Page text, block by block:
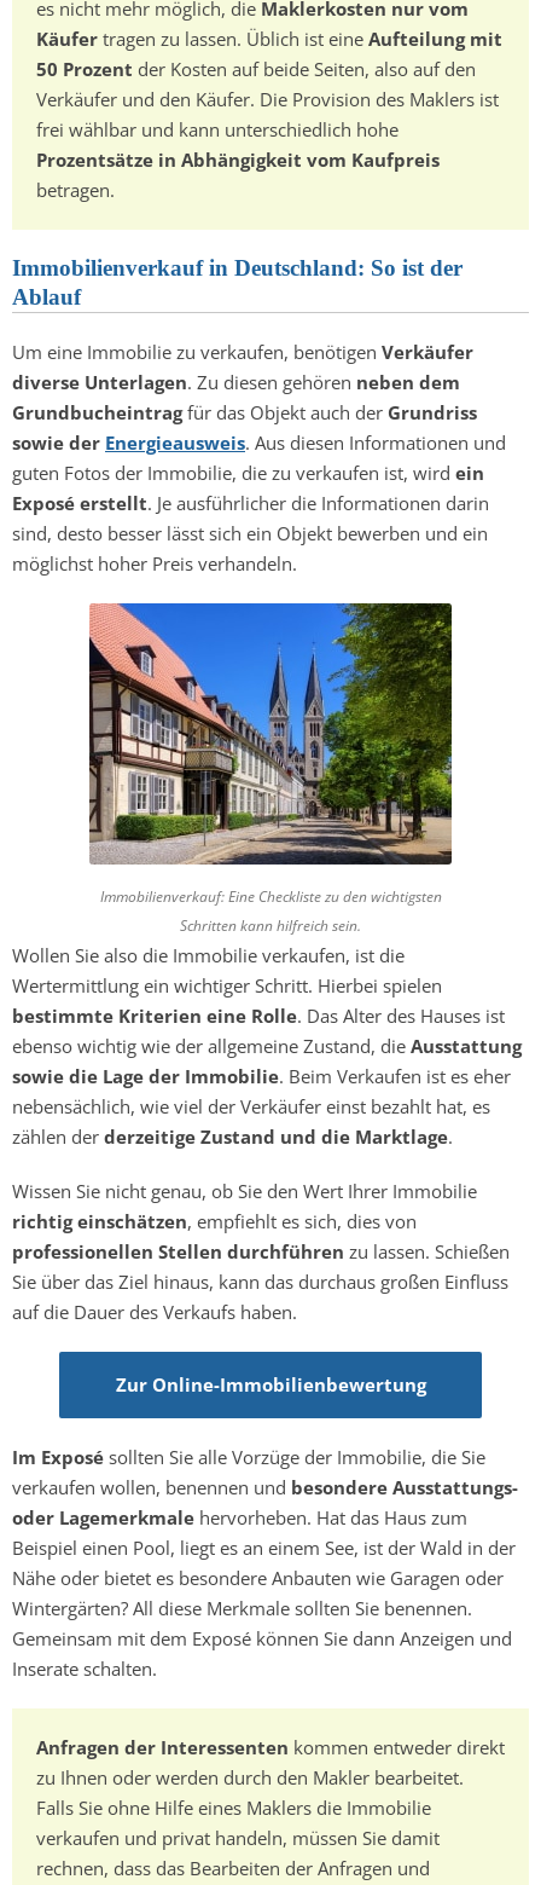
es nicht mehr möglich, die Maklerkosten nur vom
Käufer tragen zu lassen. Üblich ist eine Aufteilung mit
50 Prozent der Kosten auf beide Seiten, also auf den
Verkäufer und den Käufer. Die Provision des Maklers ist
frei wählbar und kann unterschiedlich hohe
Prozentsätze in Abhängigkeit vom Kaufpreis
betragen.
Immobilienverkauf in Deutschland: So ist der
Ablauf
Um eine Immobilie zu verkaufen, benötigen Verkäufer
diverse Unterlagen. Zu diesen gehören neben dem
Grundbucheintragfür das Objekt auch der Grundriss
sowie der Energieausweis. Aus diesen Informationen und
guten Fotos der Immobilie, die zu verkaufen ist, wird ein
Exposé erstellt. Je ausführlicher die Informationen darin
sind, desto besser lässt sich ein Objekt bewerben und ein
möglichst hoher Preis verhandeln.
Immobilienverkauf: Eine Checkliste zu den wichtigsten
Schritten kann hilfreich sein.
Wollen Sie also die Immobilie verkaufen, ist die
Wertermittlung ein wichtiger Schritt. Hierbei spielen
bestimmte Kriterien eine Rolle. Das Alter des Hauses ist
ebenso wichtig wie der allgemeine Zustand, die Ausstattung
sowie die Lage der Immobilie. Beim Verkaufen ist es eher
nebensächlich, wie viel der Verkäufer einst bezahlt hat, es
zählen der derzeitige Zustand und die Marktlage.
Wissen Sie nicht genau, ob Sie den Wert Ihrer Immobilie
richtig einschätzen, empfiehlt es sich, dies von
professionellen Stellen durchführen zu lassen. Schießen
Sie über das Ziel hinaus, kann das durchaus großen Einfluss
auf die Dauer des Verkaufs haben.
Zur Online-Immobilienbewertung
Im Exposé sollten Sie alle Vorzüge der Immobilie, die Sie
verkaufen wollen, benennen und besondere Ausstattungs-
oder Lagemerkmale hervorheben. Hat das Haus zum
Beispiel einen Pool, liegt es an einem See, ist der Wald in der
Nähe oder bietet es besondere Anbauten wie Garagen oder
Wintergärten? All diese Merkmale sollten Sie benennen.
Gemeinsam mit dem Exposé können Sie dann Anzeigen und
Inserate schalten.
Anfragen der Interessenten kommen entweder direkt
zu Ihnen oder werden durch den Makler bearbeitet.
Falls Sie ohne Hilfe eines Maklers die Immobilie
verkaufen und privat handeln, müssen Sie damit
rechnen, dass das Bearbeiten der Anfragen und